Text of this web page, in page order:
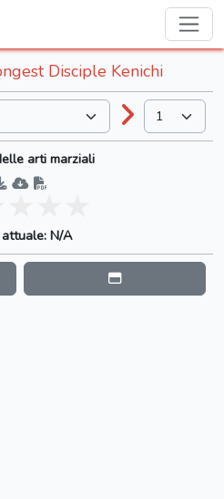
Disciple Kenichi
arti marziali
N/A